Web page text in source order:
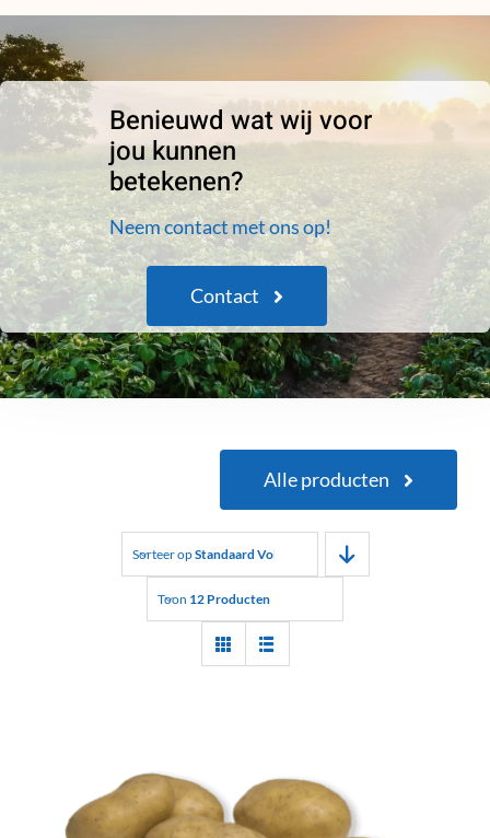
Benieuwd wat wij voor
jou kunnen
betekenen?
Neem contact met ons op!
Contact
Alle producten
Sorteer opStandaard Volgorde
Toon 12 Producten